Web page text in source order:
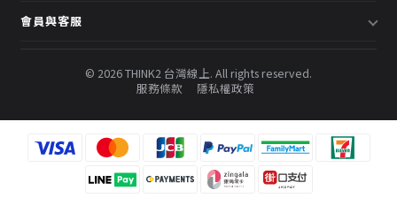
預約諮詢
配送說明
常見問題
會員與客服
會員中心
© 2026 THINK2 台灣線上. All rights reserved.
服務條款
隱私權政策